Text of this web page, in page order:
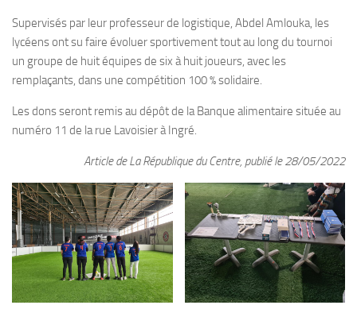
Supervisés par leur professeur de logistique, Abdel Amlouka, les
lycéens ont su faire évoluer sportivement tout au long du tournoi
un groupe de huit équipes de six à huit joueurs, avec les
remplaçants, dans une compétition 100 % solidaire.
Les dons seront remis au dépôt de la Banque alimentaire située au
numéro 11 de la rue Lavoisier à Ingré.
Article de La République du Centre, publié le 28/05/2022